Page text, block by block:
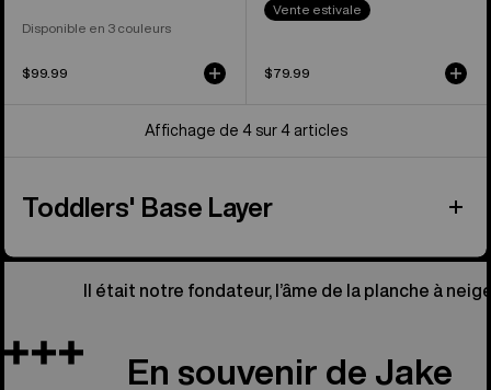
Disponible en 3 couleurs
$99.99
Vente estivale
$79.99
Affichage de 4 sur 4 articles
Toddlers' Base Layer
Il était notre fondateur, l’âme de la planche à
En souvenir de Jake